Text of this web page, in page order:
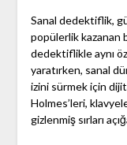
Sanal dedektiflik,
popülerlik kazanan
dedektiflikle aynı
yaratırken, sanal
izini sürmek için
Holmes’leri,
gizlenmiş sırları